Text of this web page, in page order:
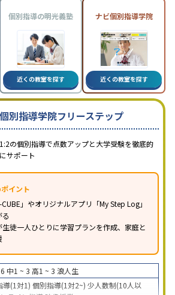
個別指導の明光義塾
近くの教室を探す
ナビ個別指導学院
近くの教室を探す
個別指導学院フリーステップ
1:2の個別指導で点数アップと大学受験を徹底的
にサポート
イント
」やオリジナルアプリ「My Step Log」
徒一人ひとりに学習プランを作成、家庭と
中1 ~ 3 高1 ~ 3 浪人生
導(1対1) 個別指導(1対2~) 少人数制(10人以